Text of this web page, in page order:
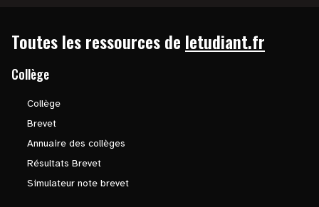
Toutes les ressources de letudiant.fr
Collège
Collège
Brevet
Annuaire des collèges
Résultats Brevet
Simulateur note brevet